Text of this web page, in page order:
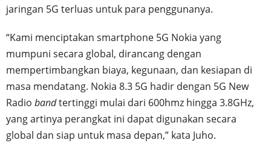
jaringan 5G terluas untuk para penggunanya.
“Kami menciptakan smartphone 5G Nokia yang
mumpuni secara global, dirancang dengan
mempertimbangkan biaya, kegunaan, dan kesiapan di
masa mendatang. Nokia 8.3 5G hadir dengan 5G New
Radio bandtertinggi mulai dari 600hmz hingga 3.8GHz,
yang artinya perangkat ini dapat digunakan secara
global dan siap untuk masa depan,” kata Juho.